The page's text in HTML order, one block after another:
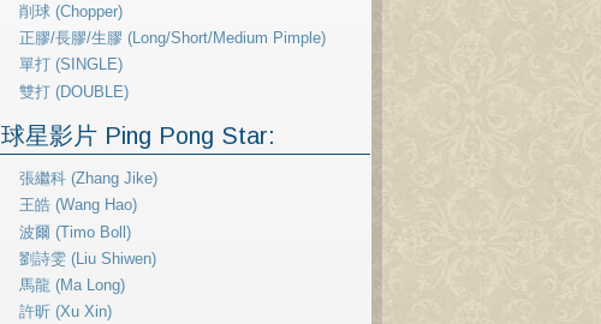
削球 (Chopper)
正膠/長膠/生膠 (Long/Short/Medium Pimple)
單打 (SINGLE)
雙打 (DOUBLE)
球星影片 Ping Pong Star:
張繼科 (Zhang Jike)
王皓 (Wang Hao)
波爾 (Timo Boll)
劉詩雯 (Liu Shiwen)
馬龍 (Ma Long)
許昕 (Xu Xin)